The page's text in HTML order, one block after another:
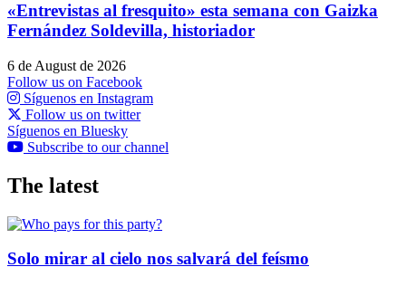
«Entrevistas al fresquito» esta semana con Gaizka
Fernández Soldevilla, historiador
6 de August de 2026
Follow us on Facebook
Síguenos en Instagram
Follow us on twitter
Síguenos en Bluesky
Subscribe to our channel
The latest
Solo mirar al cielo nos salvará del feísmo